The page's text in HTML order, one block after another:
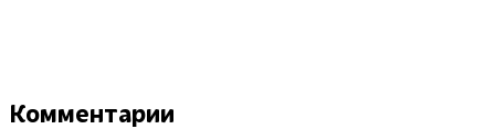
Комментарии